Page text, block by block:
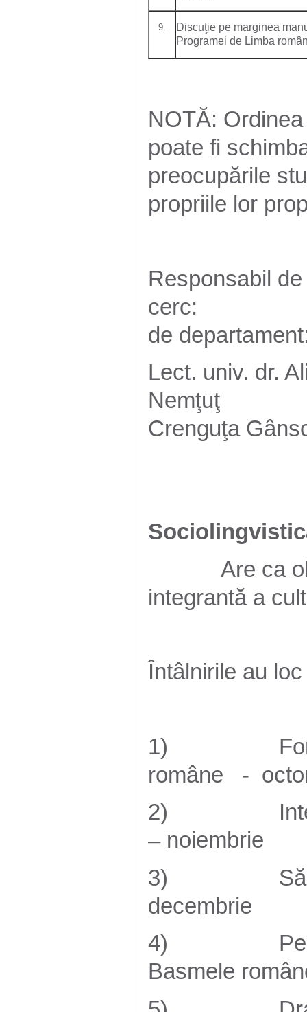
9.
Discuţie pe marginea
Programei de Limba
NOTĂ:
poate fi
preocupările
propriile lor
Responsabil de
de
Lect. univ. dr.
Crenguţa
Are ca
integrantă a
Întâlnirile au
1)
române -
2)
– noiembrie
3)
decembrie
4)
Basmele